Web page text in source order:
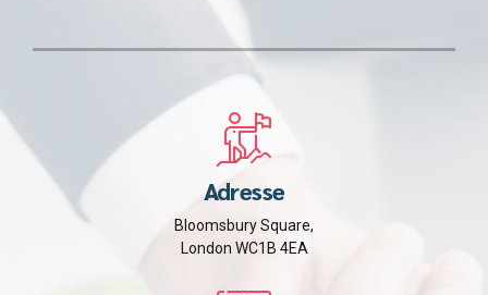
Adresse
Bloomsbury Square,
London WC1B 4EA